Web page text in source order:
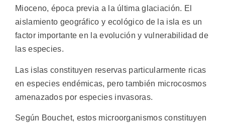
Mioceno, época previa a la última glaciación. El
aislamiento geográfico y ecológico de la isla es un
factor importante en la evolución y vulnerabilidad de
las especies.
Las islas constituyen reservas particularmente ricas
en especies endémicas, pero también microcosmos
amenazados por especies invasoras.
Según Bouchet, estos microorganismos constituyen